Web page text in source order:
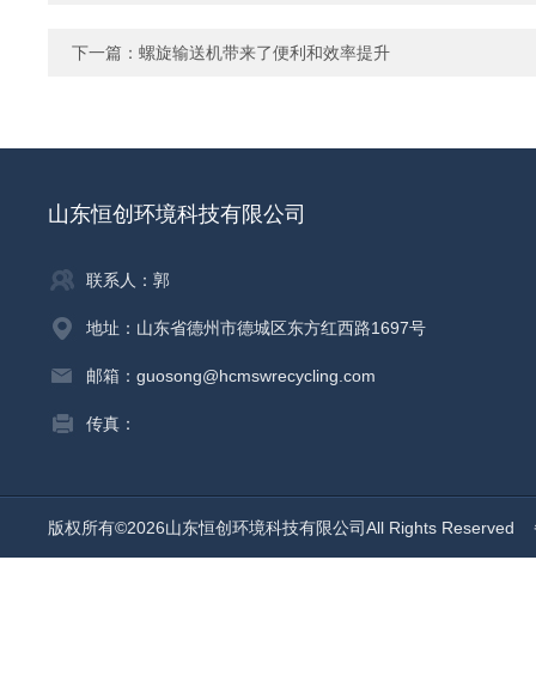
下一篇： 螺旋输送机带来了便利和效率提升
山东恒创环境科技有限公司
联系人：郭
地址：山东省德州市德城区东方红西路1697号
邮箱：guosong@hcmswrecycling.com
传真：
版权所有©2026山东恒创环境科技有限公司All Rights Reserved